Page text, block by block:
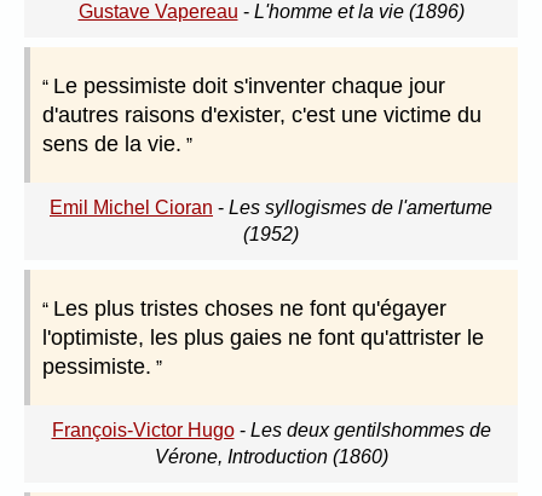
Gustave Vapereau - L'homme et la vie (1896)
Le pessimiste doit s'inventer chaque jour
d'autres raisons d'exister, c'est une victime du
sens de la vie.
Emil Michel Cioran - Les syllogismes de l'amertume
(1952)
Les plus tristes choses ne font qu'égayer
l'optimiste, les plus gaies ne font qu'attrister le
pessimiste.
François-Victor Hugo- Les deux gentilshommes de
Vérone, Introduction (1860)